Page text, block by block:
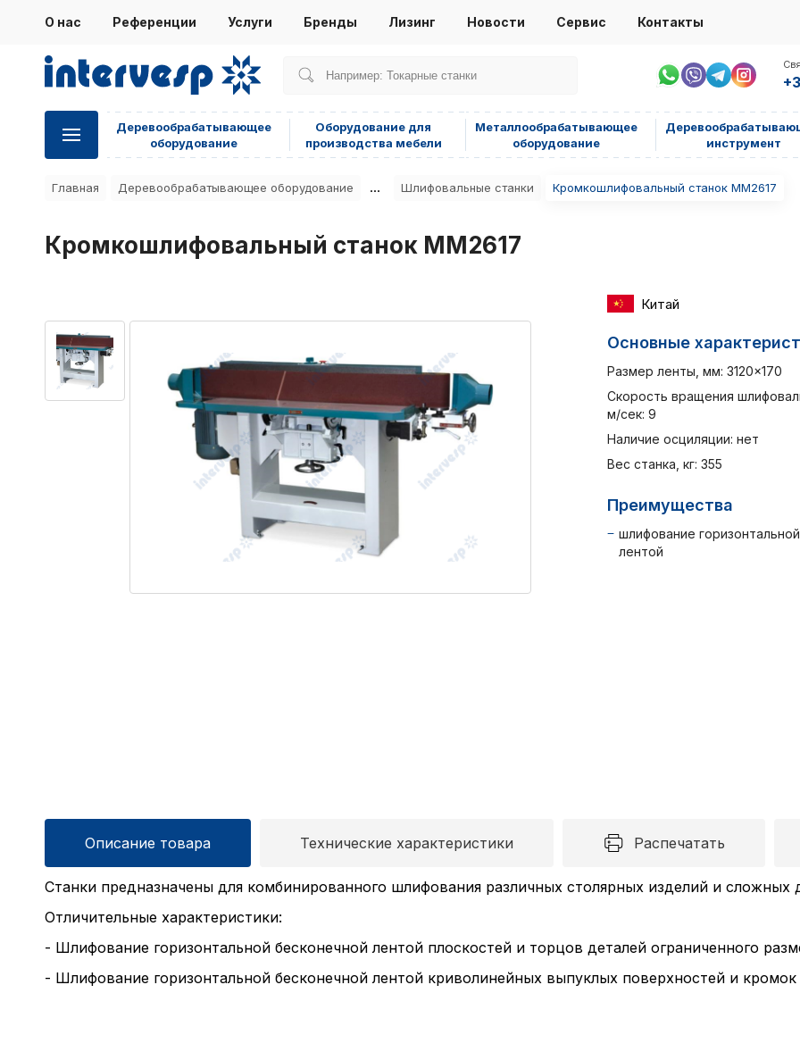
О нас Референции Услуги Бренды Лизинг Новости Сервис Контакты
Деревообрабатывающее
оборудование
Оборудование для
производства мебели
Металлообрабатывающее
оборудование
инструмент
Главная Деревообрабатывающее оборудование ... Шлифовальные станки Кромкошлифовальный станок MM2617
Кромкошлифовальный станок MM2617
Китай
Основные
Размер ленты, мм: 3120×170
Скорость вращения
м/сек: 9
Наличие осциляции: нет
Вес станка, кг: 355
Преимущества
шлифование
лентой
Описание товара Технические характеристики Распечатать
Станки предназначены для комбинированного шлифования различных столярных изделий и сложных
Отличительные характеристики:
- Шлифование горизонтальной бесконечной лентой плоскостей и торцов деталей ограниченного
- Шлифование горизонтальной бесконечной лентой криволинейных выпуклых поверхностей и